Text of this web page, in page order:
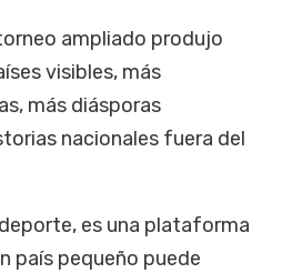
ampliado produjo
visibles, más
más diásporas
nacionales fuera del
es una plataforma
país pequeño puede